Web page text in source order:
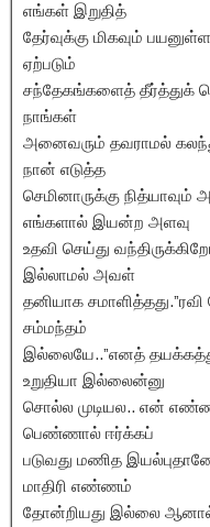
எங்கள் இறுதித்
தேர்வுக்கு மிகவும்
ஏற்படும்
சந்தேகங்களைத் தீர்த்துக்
நாங்கள்
அனைவரும் தவராமல்
நான் எடுத்த
செமினாருக்கு நித்யாவும்
எங்களால் இயன்ற அளவு
உதவி செய்து
இல்லாமல் அவள்
தனியாக
சம்மந்தம்
இல்லையே..”எனத்
உறுதியா இல்லைன்னு
சொல்ல முடியல.. என்
பெண்ணால் ஈர்க்கப்
படுவது மணித
மாதிரி எண்ணம்
தோன்றியது இல்லை ஆனால்